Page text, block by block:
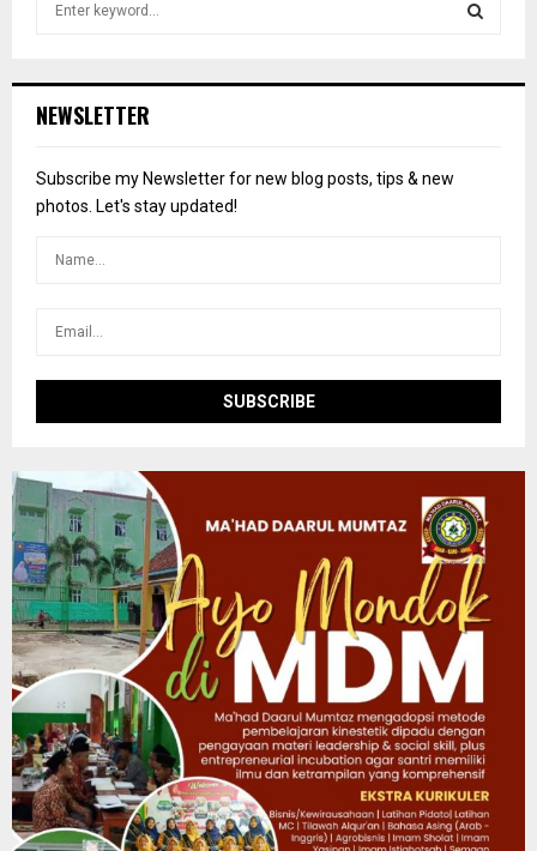
h
o
r
NEWSLETTER
Subscribe my Newsletter for new blog posts, tips & new
photos. Let's stay updated!